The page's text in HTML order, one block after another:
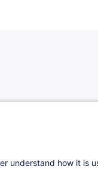
seront capables de
pour structurer et
understand how it is